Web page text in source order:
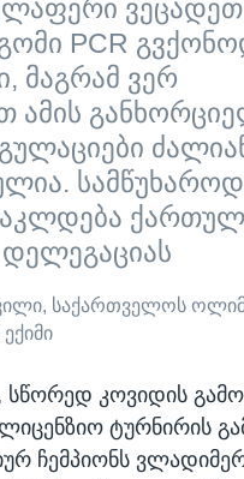
PCR
მაგრამ ვერ
ამის
ქართულ
საქართველოს
სწორედ კოვიდის
ტურნირის
ჩემპიონს